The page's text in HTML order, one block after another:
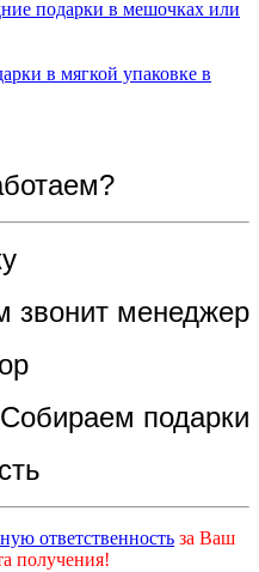
звонит менеджер
подарки
ответственность за Ваш
получения!